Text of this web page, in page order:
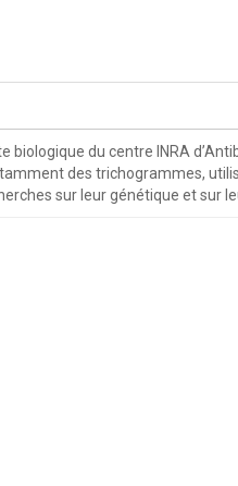
du centre INRA
des trichogrammes,
sur leur génétique et sur